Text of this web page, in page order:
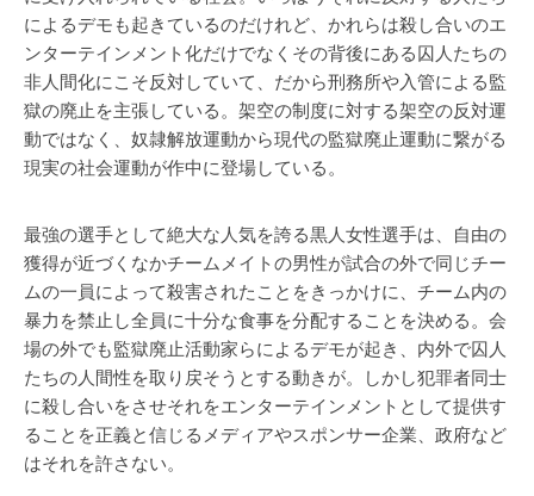
によるデモも起きているのだけれど、かれらは殺し合いのエ
ンターテインメント化だけでなくその背後にある囚人たちの
非人間化にこそ反対していて、だから刑務所や入管による監
獄の廃止を主張している。架空の制度に対する架空の反対運
動ではなく、奴隷解放運動から現代の監獄廃止運動に繋がる
現実の社会運動が作中に登場している。
最強の選手として絶大な人気を誇る黒人女性選手は、自由の
獲得が近づくなかチームメイトの男性が試合の外で同じチー
ムの一員によって殺害されたことをきっかけに、チーム内の
暴力を禁止し全員に十分な食事を分配することを決める。会
場の外でも監獄廃止活動家らによるデモが起き、内外で囚人
たちの人間性を取り戻そうとする動きが。しかし犯罪者同士
に殺し合いをさせそれをエンターテインメントとして提供す
ることを正義と信じるメディアやスポンサー企業、政府など
はそれを許さない。